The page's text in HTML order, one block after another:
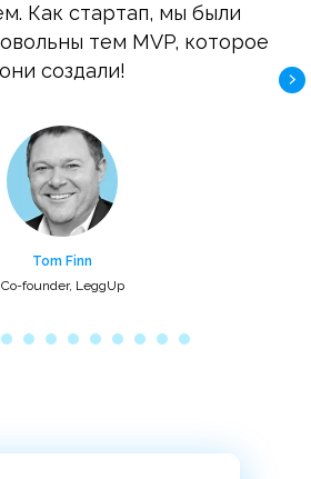
Как стартап, мы были
тем MVP, которое
они создали!
Tom Finn
Co-founder, LeggUp